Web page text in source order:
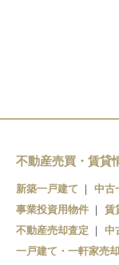
不動産売買・賃貸
新築一戸建て 中古
事業投資用物件
賃
不動産売却査定
中
一戸建て・一軒家売